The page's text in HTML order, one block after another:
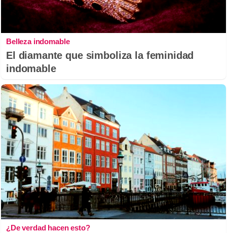
Belleza indomable
El diamante que simboliza la feminidad
indomable
¿De verdad hacen esto?